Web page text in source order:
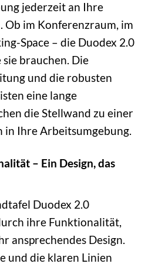
jederzeit an Ihre
Ob im Konferenzraum, im
Space – die Duodex 2.0
brauchen. Die
und die robusten
eine lange
die Stellwand zu einer
Ihre Arbeitsumgebung.
– Ein Design, das
Duodex 2.0
ihre Funktionalität,
ansprechendes Design.
und die klaren Linien